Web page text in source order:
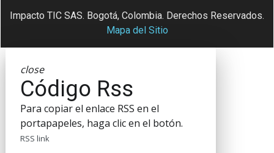
Impacto TIC SAS. Bogotá, Colombia. Derechos Reservados.
Mapa del Sitio
close
Código Rss
Para copiar el enlace RSS en el
portapapeles, haga clic en el botón.
RSS link